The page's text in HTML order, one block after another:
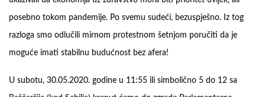
posebno tokom pandemije. Po svemu sudeći, bezuspješno. Iz tog
razloga smo odlučili mirnom protestnom šetnjom poručiti da je
moguće imati stabilnu budućnost bez afera!
U subotu, 30.05.2020. godine u 11:55 ili simbolično 5 do 12 sa